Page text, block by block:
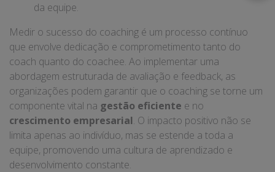
da equipe.
Medir o sucesso do coaching é um processo contínuo
que envolve dedicação e comprometimento tanto do
coach quanto do coachee. Ao implementar uma
abordagem estruturada de avaliação e feedback, as
organizações podem garantir que o coaching se torne um
componente vital na gestão eficiente e no
crescimento empresarial. O impacto positivo não se
limita apenas ao indivíduo, mas se estende a toda a
equipe, promovendo uma cultura de aprendizado e
desenvolvimento constante.